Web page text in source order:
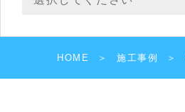
HOME 施工事例